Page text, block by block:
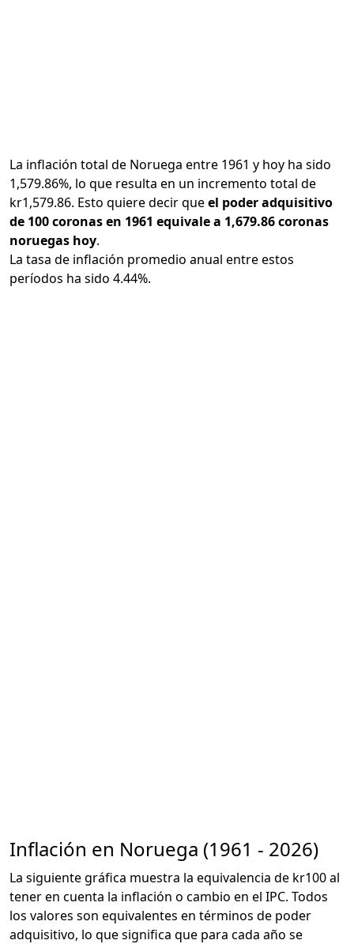
La inflación total de Noruega entre 1961 y hoy ha sido
1,579.86%, lo que resulta en un incremento total de
kr1,579.86. Esto quiere decir queel poder adquisitivo
de 100 coronas en 1961 equivale a 1,679.86 coronas
noruegas hoy.
La tasa de inflación promedio anual entre estos
períodos ha sido 4.44%.
Inflación en Noruega (1961 - 2026)
La siguiente gráfica muestra la equivalencia de kr100 al
tener en cuenta la inflación o cambio en el IPC. Todos
los valores son equivalentes en términos de poder
adquisitivo, lo que significa que para cada año se